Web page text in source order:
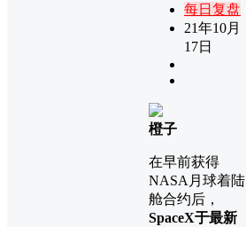
每日复盘
21年10月
17日
橙子
在早前获得
NASA月球着陆
舱合约后，
SpaceX于最新